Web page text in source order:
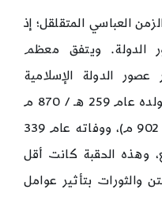
الغرب
العباسي المتقلقل؛ إذ
الدولة. ويتفق معظم
الدولة الإسلامية
اضطرابًا وفتنة وشقاقًا، إذ كان مولده عام 259 هـ / 870 م
أثناء حكم المعتضد (ت 298 هـ/ 902 م)، ووفاته عام 339
وهذه الحقبة كانت أقل
والثورات بتأثير عوامل